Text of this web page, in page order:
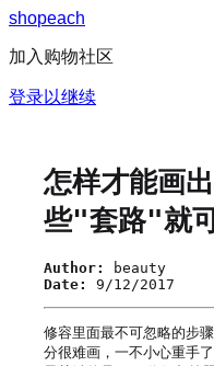
shopeach
加入购物社区
登录以继续
怎样才能画
些"套路"就
Author:
beauty
Date:
9/12/2017
修容里面最不可忽略的步
分很难画，一不小心重手